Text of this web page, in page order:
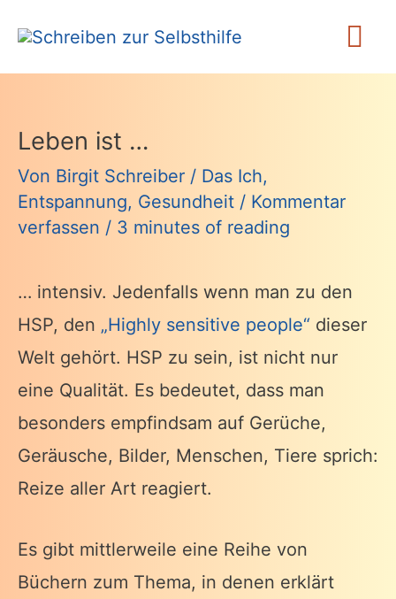
Inhalt
springen
Leben ist …
Von Birgit Schreiber / Das Ich,
Entspannung, Gesundheit / Kommentar
verfassen / 3 minutes of reading
… intensiv. Jedenfalls wenn man zu den
HSP, den „Highly sensitive people“ dieser
Welt gehört. HSP zu sein, ist nicht nur
eine Qualität. Es bedeutet, dass man
besonders empfindsam auf Gerüche,
Geräusche, Bilder, Menschen, Tiere sprich:
Reize aller Art reagiert.
Es gibt mittlerweile eine Reihe von
Büchern zum Thema, in denen erklärt